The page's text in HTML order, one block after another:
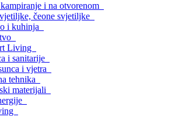
i na otvorenom
čeone svjetiljke
i kuhinja
Living
i sanitarije
i vjetra
tehnika
materijali